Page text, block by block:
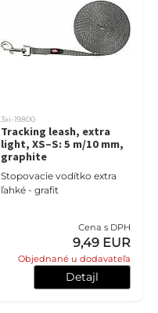
3xi-19800
Tracking leash, extra
light, XS–S: 5 m/10 mm,
graphite
Stopovacie vodítko extra
ľahké - grafit
Cena s DPH
9,49 EUR
Objednané u dodavateľa
Detajl